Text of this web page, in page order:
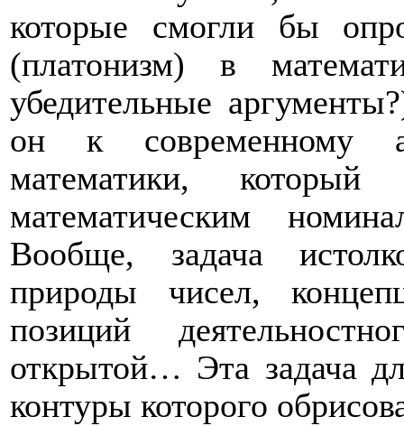
которые смогли бы
(платонизм) в
убедительные
он к современному
математики, который
математическим
Вообще, задача
природы чисел,
позиций
открытой… Эта задача
контуры которого